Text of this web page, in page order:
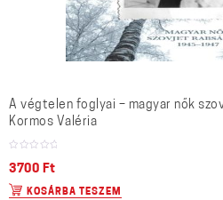
A végtelen foglyai – magyar nők
Kormos Valéria
3700 Ft
KOSÁRBA TESZEM